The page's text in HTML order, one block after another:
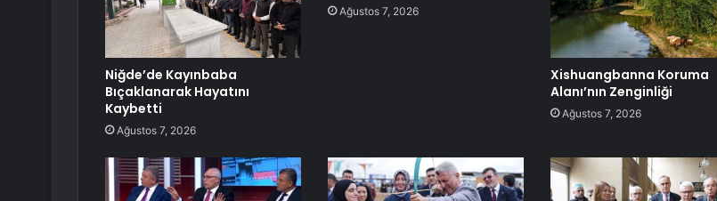
Niğde’de Kayınbaba
Bıçaklanarak Hayatını
Kaybetti
Ağustos 7, 2026
Ağustos 7, 2026
Xishuangbanna Koruma
Alanı’nın Zenginliği
Ağustos 7, 2026